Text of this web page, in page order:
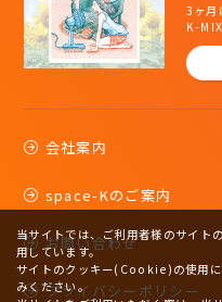
3ヶ月
K-
会社案内
space-Kのご案内
お問い合わせ
プライバシーポリシー
当サイトでは、ご利用者様のサイ
用しています。
サイトのクッキー(Cookie)の使用に
みください。